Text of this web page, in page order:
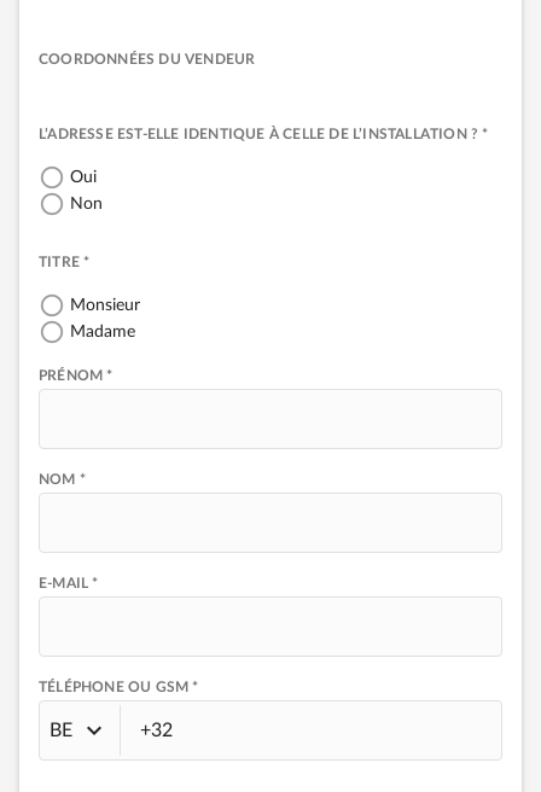
COORDONNÉES DU VENDEUR
L’ADRESSE EST-ELLE IDENTIQUE À CELLE DE L’INSTALLATION ? *
Oui
Non
TITRE *
Monsieur
Madame
PRÉNOM *
NOM *
E-MAIL *
TÉLÉPHONE OU GSM *
BE